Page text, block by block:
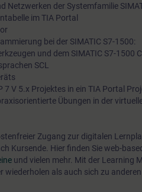
betreuen und optimal schulen
Theorievorträgen unserer
Zuhilfenahme unserer
Trainingsinhalte. In unserem
jederzeit für vertiefende
einfachen technischen
Netzwerken der Systemfamilie
im TIA Portal
bei der SIMATIC S7-1500:
und dem SIMATIC S7-1500
SCL
7 V 5.x Projektes in ein TIA Portal
Übungen in der
Zugang zur digitalen
Kursende. Hier finden Sie web-
und vielen mehr. Mit der Learning
wiederholen als auch sich zu